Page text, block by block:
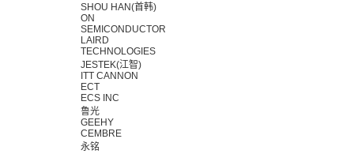
SHOU HAN(首韩)
ON
SEMICONDUCTOR
LAIRD
TECHNOLOGIES
JESTEK(江智)
ITT CANNON
ECT
ECS INC
鲁光
GEEHY
CEMBRE
永铭